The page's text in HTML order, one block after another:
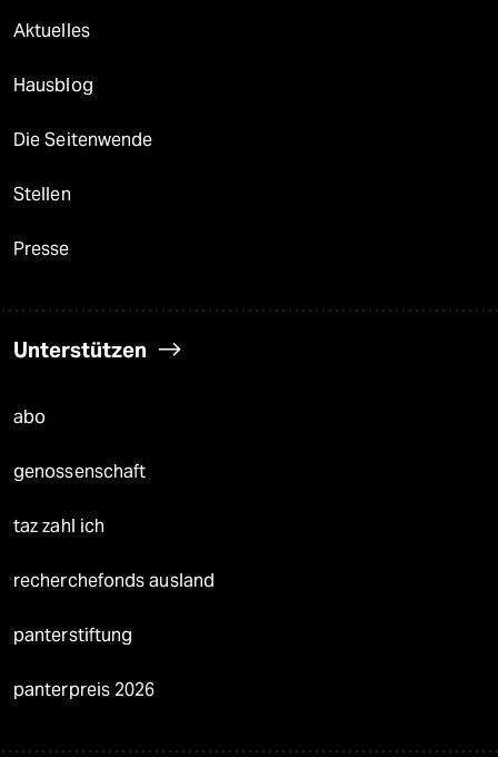
Aktuelles
Hausblog
Die Seitenwende
Stellen
Presse
Unterstützen
abo
genossenschaft
taz zahl ich
recherchefonds ausland
panterstiftung
panterpreis 2026